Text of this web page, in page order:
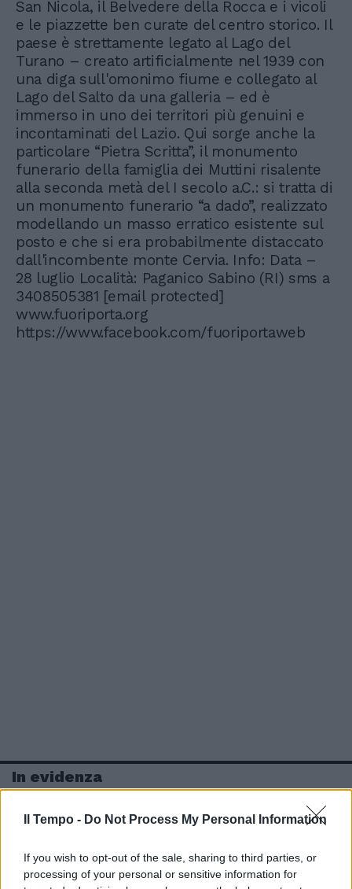
Il Tempo - Do Not Process My Personal Information
If you wish to opt-out of the sale, sharing to third parties, or
processing of your personal or sensitive information for
San Nicola, il Belvedere della Rocca e i vicoli
e le piazzette ben curate del centro storico. Il
paese è strettamente legato al Lago del
Turano – creato artificialmente nel 1939 con
una diga sull'omonimo fiume e collegato al
Lago del Salto da una galleria – ed è
immerso in uno dei territori più genuini e
incontaminati del Lazio. Qui sorge anche la
particolare “Pietra Scritta”, il monumento
funerario della famiglia dei Muttini risalente
alla seconda metà del I secolo a.C.: si tratta di
un monumento funerario “a dado”, realizzato
modellando un masso erratico esistente sul
posto e che si era probabilmente distaccato
dall'incombente monte Cervia. Info: Data –
28 luglio Località: Paganico Sabino (RI) sms a
3408505381 [email protected]
www.fuoriporta.org
https://www.facebook.com/fuoriportaweb
In evidenza